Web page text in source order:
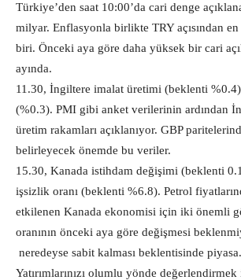
Türkiye’den saat 10:00’da cari denge
milyar. Enflasyonla birlikte TRY açısından
biri. Önceki aya göre daha yüksek bir cari
ayında.
11.30, İngiltere imalat üretimi (beklenti
(%0.3). PMI gibi anket verilerinin ardından
üretim rakamları açıklanıyor. GBP
belirleyecek önemde bu veriler.
15.30, Kanada istihdam değişimi (beklenti
işsizlik oranı (beklenti %6.8). Petrol
etkilenen Kanada ekonomisi için iki önemli
oranının önceki aya göre değişmesi
neredeyse sabit kalması beklentisinde piyasa.
Yatırımlarınızı olumlu yönde